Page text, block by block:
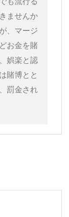
ませんか
、マージ
お金を賭
娯楽と認
賭博とと
罰金され